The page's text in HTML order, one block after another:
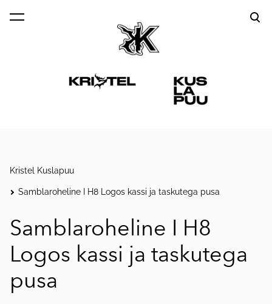
lisati ostukorvi. Vaata ostukorvi
Kristel Kuslapuu
Samblaroheline I H8 Logos kassi ja taskutega pusa
Samblaroheline I H8
Logos kassi ja taskutega
pusa